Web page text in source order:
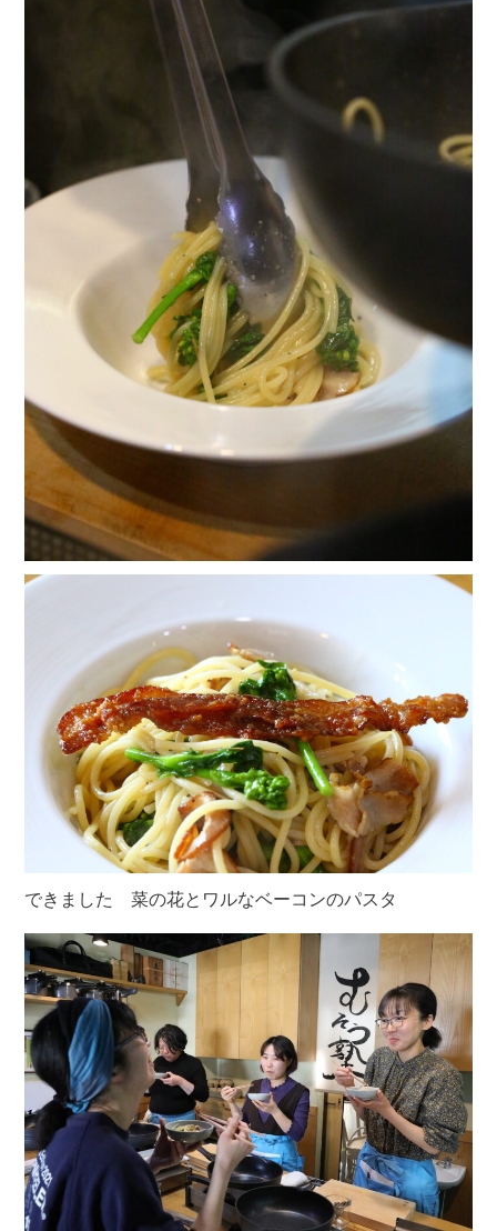
できました 菜の花とワルなベーコンのパスタ